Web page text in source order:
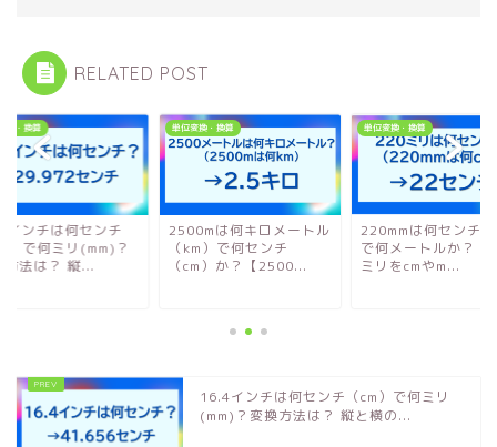
RELATED POST
換・換算
インチは何センチ
）で何ミリ(mm)？
方法は？ 縦...
単位変換・換算
2500mは何キロメートル
（km）で何センチ
（cm）か？【2500...
単位変換・換算
220mmは何センチ
で何メートルか？【
ミリをcmやm...
16.4インチは何センチ（cm）で何ミリ
(mm)？変換方法は？ 縦と横の...